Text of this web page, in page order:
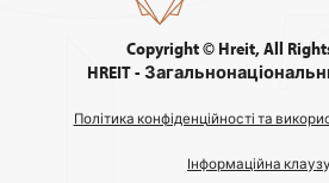
Copyright © Hreit, All
HREIT -
Політика конфіденційності та
Інформаційна